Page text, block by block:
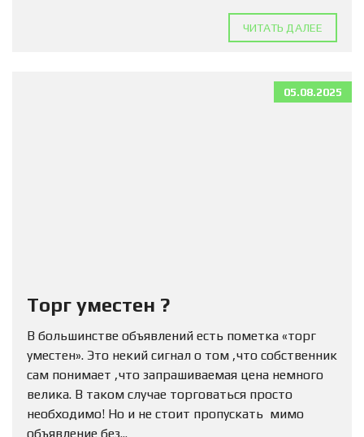
ЧИТАТЬ ДАЛЕЕ
05.08.2025
Торг уместен ?
В большинстве объявлений есть пометка «торг
уместен». Это некий сигнал о том ,что собственник
сам понимает ,что запрашиваемая цена немного
велика. В таком случае торговаться просто
необходимо! Но и не стоит пропускать мимо
объявление без...